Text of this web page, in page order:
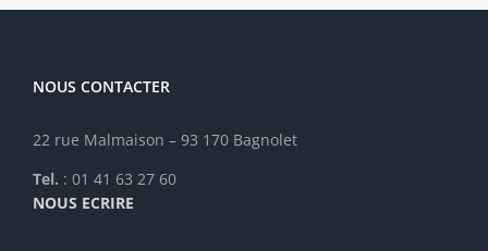
NOUS CONTACTER
22 rue Malmaison – 93 170 Bagnolet
Tel. : 01 41 63 27 60
NOUS ECRIRE